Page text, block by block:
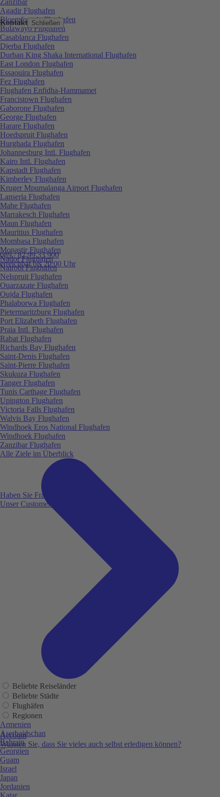
Kontakt Schließen
089 / 82 99 33 900
erreichbar bis 20:00 Uhr
Haben Sie Fragen?
Unser Customer Service ist für Sie da!
Account
Wussten Sie, dass Sie vieles auch selbst erledigen können?
Agadir Flughafen
Bloemfontein Flughafen
Bulawayo Flughafen
Casablanca Flughafen
Djerba Flughafen
Durban King Shaka International Flughafen
East London Flughafen
Essaouira Flughafen
Fez Flughafen
Flughafen Enfidha-Hammamet
Francistown Flughafen
Gaborone Flughafen
George Flughafen
Harare Flughafen
Hoedspruit Flughafen
Hurghada Flughafen
Johannesburg Intl. Flughafen
Kairo Intl. Flughafen
Kapstadt Flughafen
Kimberley Flughafen
Kruger Mpumalanga Airport Flughafen
Lanseria Flughafen
Mahe Flughafen
Marrakesch Flughafen
Maun Flughafen
Mauritius Flughafen
Mombasa Flughafen
Monastir Flughafen
Nador Flughafen
Nairobi Flughafen
Nelspruit Flughafen
Ouarzazate Flughafen
Oujda Flughafen
Phalaborwa Flughafen
Pietermaritzburg Flughafen
Port Elizabeth Flughafen
Praia Intl. Flughafen
Rabat Flughafen
Richards Bay Flughafen
Saint-Denis Flughafen
Saint-Pierre Flughafen
Skukuza Flughafen
Tanger Flughafen
Tunis Carthage Flughafen
Upington Flughafen
Victoria Falls Flughafen
Walvis Bay Flughafen
Windhoek Eros National Flughafen
Windhoek Flughafen
Zanzibar Flughafen
Alle Ziele im Überblick
Beliebte Reiseländer
Beliebte Städte
Flughäfen
Regionen
Armenien
Aserbaidschan
Bahrain
Georgien
Guam
Israel
Japan
Jordanien
Katar